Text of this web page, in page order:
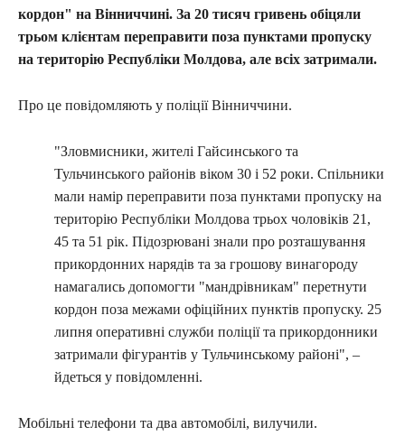
кордон" на Вінниччині. За 20 тисяч гривень обіцяли
трьом клієнтам переправити поза пунктами пропуску
на територію Республіки Молдова, але всіх затримали.
Про це повідомляють у поліції Вінниччини.
"Зловмисники, жителі Гайсинського та
Тульчинського районів віком 30 і 52 роки. Спільники
мали намір переправити поза пунктами пропуску на
територію Республіки Молдова трьох чоловіків 21,
45 та 51 рік. Підозрювані знали про розташування
прикордонних нарядів та за грошову винагороду
намагались допомогти "мандрівникам" перетнути
кордон поза межами офіційних пунктів пропуску. 25
липня оперативні служби поліції та прикордонники
затримали фігурантів у Тульчинському районі", –
йдеться у повідомленні.
Мобільні телефони та два автомобілі, вилучили.